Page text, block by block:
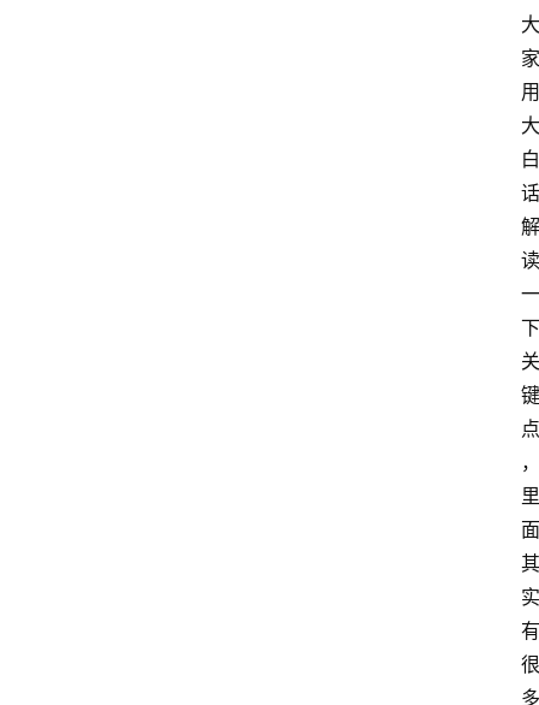
大
家
用
大
白
话
解
读
一
下
关
键
点
，
里
面
其
实
有
很
多